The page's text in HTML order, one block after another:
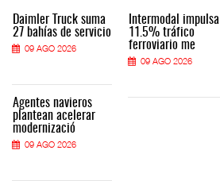
Daimler Truck suma
27 bahías de servicio
09 AGO 2026
Agentes navieros
plantean acelerar
modernizació
09 AGO 2026
Intermodal impulsa
11.5% tráfico
ferroviario me
09 AGO 2026